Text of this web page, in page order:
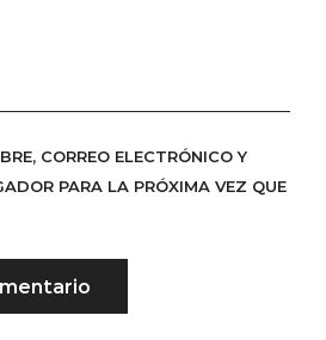
CORREO ELECTRÓNICO Y
PARA LA PRÓXIMA VEZ QUE